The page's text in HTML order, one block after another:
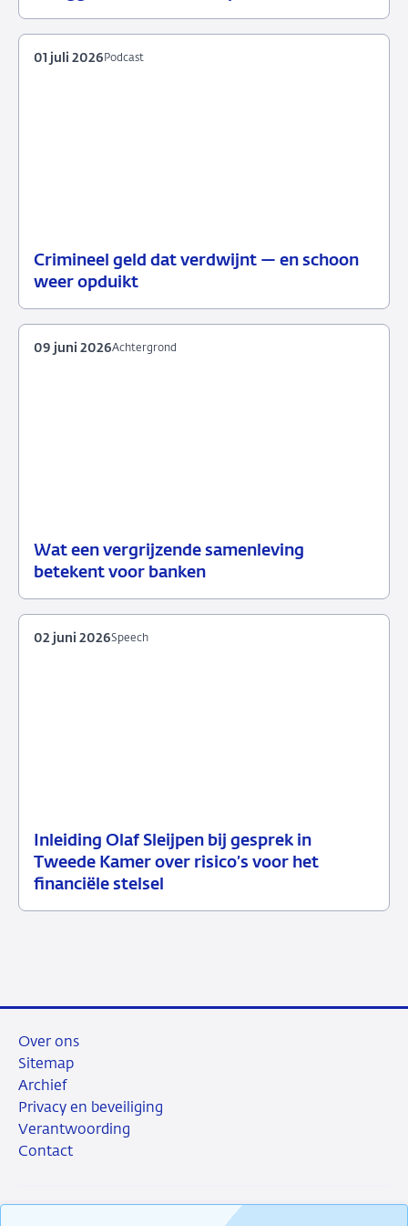
Crimineel geld dat verdwijnt — en schoon
weer opduikt
01
Podcast
Podcast
01 juli 2026
Wat een vergrijzende samenleving
betekent voor banken
09
Achtergrond
Achtergrond
09 juni 2026
Inleiding Olaf Sleijpen bij gesprek in
Tweede Kamer over risico’s voor het
financiële stelsel
02
juni
Speech
Speech
02 juni 2026
Over ons
Sitemap
Archief
Privacy en beveiliging
Verantwoording
Contact